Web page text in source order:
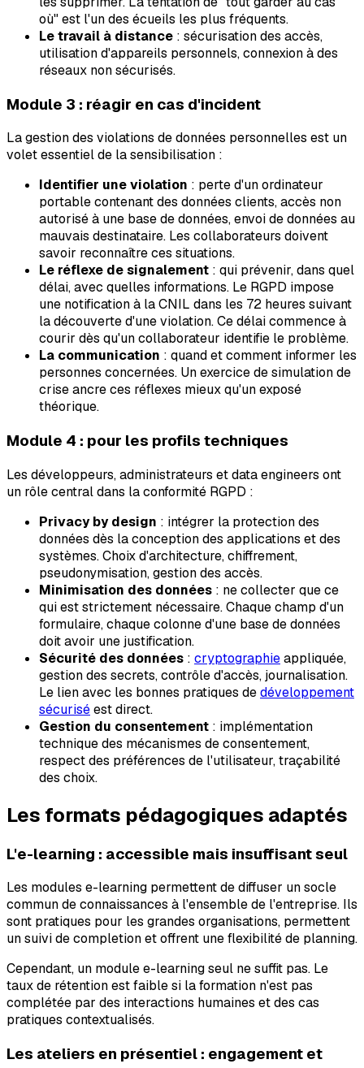
où" est l'un des écueils les plus fréquents.
Le travail à distance : sécurisation des accès,
utilisation d'appareils personnels, connexion à des
réseaux non sécurisés.
Module 3 : réagir en cas d'incident
La gestion des violations de données personnelles est un
volet essentiel de la sensibilisation :
Identifier une violation : perte d'un ordinateur
portable contenant des données clients, accès non
autorisé à une base de données, envoi de données au
mauvais destinataire. Les collaborateurs doivent
savoir reconnaître ces situations.
Le réflexe de signalement : qui prévenir, dans quel
délai, avec quelles informations. Le RGPD impose
une notification à la CNIL dans les 72 heures suivant
la découverte d'une violation. Ce délai commence à
courir dès qu'un collaborateur identifie le problème.
La communication : quand et comment informer les
personnes concernées. Un exercice de simulation de
crise ancre ces réflexes mieux qu'un exposé
théorique.
Module 4 : pour les profils techniques
Les développeurs, administrateurs et data engineers ont
un rôle central dans la conformité RGPD :
Privacy by design : intégrer la protection des
données dès la conception des applications et des
systèmes. Choix d'architecture, chiffrement,
pseudonymisation, gestion des accès.
Minimisation des données : ne collecter que ce
qui est strictement nécessaire. Chaque champ d'un
formulaire, chaque colonne d'une base de données
doit avoir une justification.
Sécurité des données : cryptographieappliquée,
gestion des secrets, contrôle d'accès, journalisation.
Le lien avec les bonnes pratiques dedéveloppement
sécuriséest direct.
Gestion du consentement : implémentation
technique des mécanismes de consentement,
respect des préférences de l'utilisateur, traçabilité
des choix.
Les formats pédagogiques adaptés
L'e-learning : accessible mais insuffisant seul
Les modules e-learning permettent de diffuser un socle
commun de connaissances à l'ensemble de l'entreprise. Ils
sont pratiques pour les grandes organisations, permettent
un suivi de completion et offrent une flexibilité de planning.
Cependant, un module e-learning seul ne suffit pas. Le
taux de rétention est faible si la formation n'est pas
complétée par des interactions humaines et des cas
pratiques contextualisés.
Les ateliers en présentiel : engagement et